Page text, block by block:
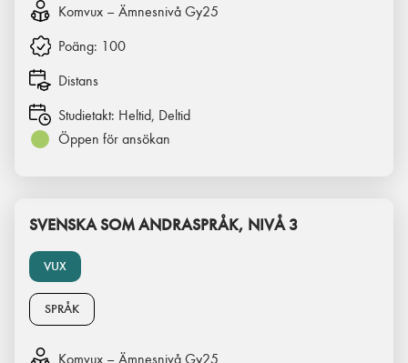
Komvux – Ämnesnivå Gy25
Poäng: 100
Distans
Studietakt: Heltid, Deltid
Öppen för ansökan
VUX
SVENSKA SOM ANDRASPRÅK, NIVÅ 3
SPRÅK
Komvux – Ämnesnivå Gy25